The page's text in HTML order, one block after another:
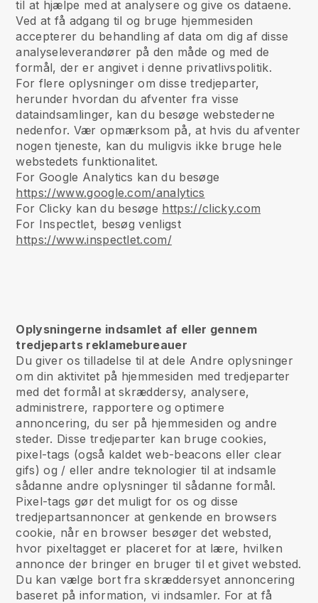
til at hjælpe med at analysere og give os dataene.
Ved at få adgang til og bruge hjemmesiden
accepterer du behandling af data om dig af disse
analyseleverandører på den måde og med de
formål, der er angivet i denne privatlivspolitik.
For flere oplysninger om disse tredjeparter,
herunder hvordan du afventer fra visse
dataindsamlinger, kan du besøge webstederne
nedenfor. Vær opmærksom på, at hvis du afventer
nogen tjeneste, kan du muligvis ikke bruge hele
webstedets funktionalitet.
For Google Analytics kan du besøge
https://www.google.com/analytics
For Clicky kan du besøge https://clicky.com
For Inspectlet, besøg venligst
https://www.inspectlet.com/
Oplysningerne indsamlet af eller gennem
tredjeparts reklamebureauer
Du giver os tilladelse til at dele Andre oplysninger
om din aktivitet på hjemmesiden med tredjeparter
med det formål at skræddersy, analysere,
administrere, rapportere og optimere
annoncering, du ser på hjemmesiden og andre
steder. Disse tredjeparter kan bruge cookies,
pixel-tags (også kaldet web-beacons eller clear
gifs) og / eller andre teknologier til at indsamle
sådanne andre oplysninger til sådanne formål.
Pixel-tags gør det muligt for os og disse
tredjepartsannoncer at genkende en browsers
cookie, når en browser besøger det websted,
hvor pixeltagget er placeret for at lære, hvilken
annonce der bringer en bruger til et givet websted.
Du kan vælge bort fra skræddersyet annoncering
baseret på information, vi indsamler. For at få